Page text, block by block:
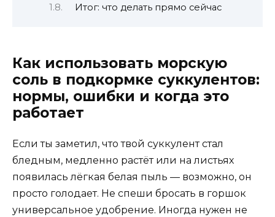
Итог: что делать прямо сейчас
Как использовать морскую
соль в подкормке суккулентов:
нормы, ошибки и когда это
работает
Если ты заметил, что твой суккулент стал
бледным, медленно растёт или на листьях
появилась лёгкая белая пыль — возможно, он
просто голодает. Не спеши бросать в горшок
универсальное удобрение. Иногда нужен не